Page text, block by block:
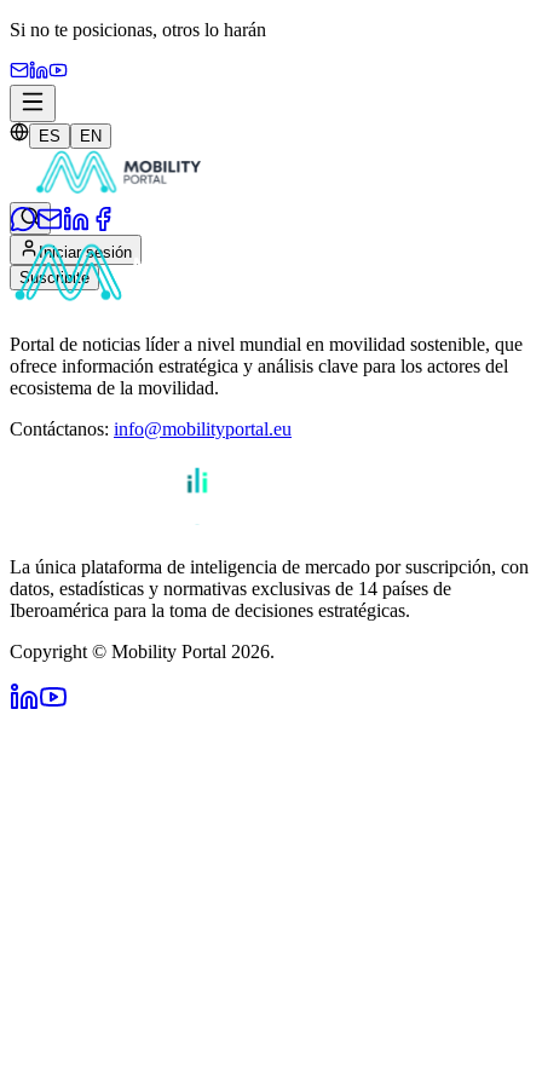
Si no te posicionas, otros lo harán
ES EN
Iniciar sesión
Suscribite
Portal de noticias líder a nivel mundial en movilidad sostenible, que
ofrece información estratégica y análisis clave para los actores del
ecosistema de la movilidad.
Contáctanos: info@mobilityportal.eu
La única plataforma de inteligencia de mercado por suscripción, con
datos, estadísticas y normativas exclusivas de 14 países de
Iberoamérica para la toma de decisiones estratégicas.
Copyright © Mobility Portal 2026.